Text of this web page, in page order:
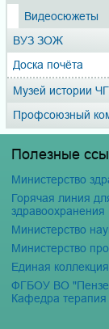
Видеосюжеты
ВУЗ ЗОЖ
Доска почёта
Музей истории
Профсоюзный
Полезные
Министерство
Горячая линия
Министерство
Министерство
Единая
ФГБОУ ВО
Кафедра терапия